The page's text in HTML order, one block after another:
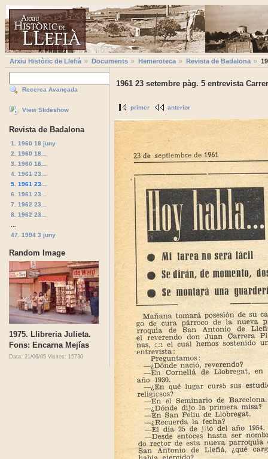
Arxiu Històric de Llefià Documents Hemeroteca Revista de Badalona
Recerca Avançada
View Slideshow
Revista de Badalona
1. 1960 18 juny
2. 1960 18...
3. 1960 18...
4. 1961 23...
5. 1961 23...
6. 1961 23...
7. 1962 23...
8. 1962 23...
47. 1994 3 juny
Random Image
1975. Llibreria Julieta.
Fons: Encarna Mejías
Data: 21/06/05 Visites: 15730
1961 23 setembre pàg. 5 entrevista
primer anterior